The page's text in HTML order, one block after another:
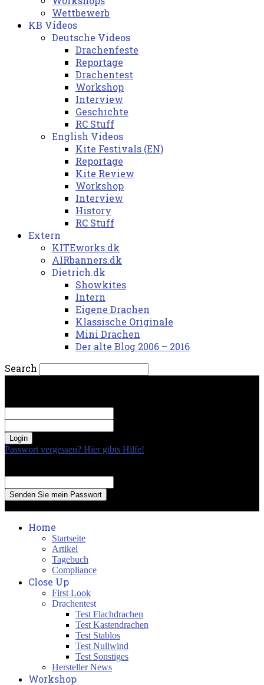
Wettbewerb
KB Videos
Deutsche Videos
Drachenfeste
Reportage
Drachentest
Workshop
Interview
Geschichte
RC Stuff
English Videos
Kite Festivals (EN)
Reportage
Kite Review
Workshop
Interview
History
RC Stuff
Extern
KITEworks.dk
AIRbanners.dk
Dietrich.dk
Showkites
Intern
Eigene Drachen
Klassische Originale
Mini Drachen
Der alte Blog 2006 – 2016
Search
Passwort vergessen? Hier gibts Hilfe!
Home
Startseite
Artikel
Tagebuch
Compliance
Close Up
First Look
Drachentest
Test Flachdrachen
Test Kastendrachen
Test Stablos
Test Nullwind
Test Sonstiges
Hersteller News
Workshop